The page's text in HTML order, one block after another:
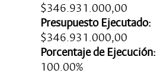
$346.931.000,00
Presupuesto Ejecutado:
$346.931.000,00
Porcentaje de Ejecución:
100.00%